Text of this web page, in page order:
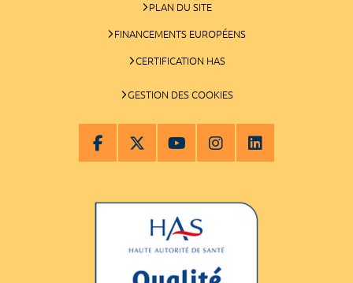
PLAN DU SITE
FINANCEMENTS EUROPÉENS
CERTIFICATION HAS
GESTION DES COOKIES